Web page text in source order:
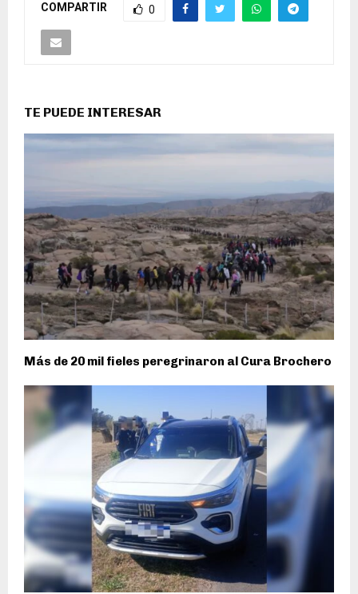
COMPARTIR 0
TE PUEDE INTERESAR
Más de 20 mil fieles peregrinaron al Cura Brochero